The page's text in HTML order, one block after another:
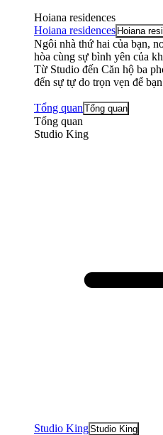
Hoiana residences
Hoiana residences Hoiana
Ngôi nhà thứ hai của bạn,
hòa cùng sự bình yên của
Từ Studio đến Căn hộ ba
đến sự tự do trọn vẹn để
Tổng quan Tổng quan
Tổng quan
Studio King
Studio KingStudio King